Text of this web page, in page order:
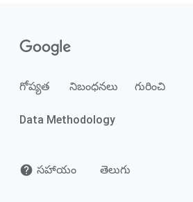
గోప్యత నిబంధనలు గురించి
Data Methodology
సహాయం